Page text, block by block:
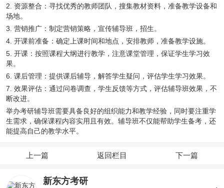
2. 资源整合：寻找优秀的教师团队，搜集教材资料，准备教学设备和
场地。
3. 营销推广：制定营销策略，宣传辅导班，招生。
4. 开课前准备：确定上课时间和地点，安排教师，准备教学设施。
5. 开课：按照课程大纲进行教学，注意课堂管理，保证学生学习效
果。
6. 课后管理：提供课后辅导，解答学生疑问，评估学生学习效果。
7. 效果评估：通过问卷调查，学生反馈等方式，评估辅导班效果，不
断改进。
举办考研辅导班需要具备良好的组织能力和教学经验，同时要注重学
生需求，确保课程内容实用且有效。辅导班不仅能帮助学生备考，还
能提高自己的教学水平。
上一篇 返回栏目 下一篇
新东方考研